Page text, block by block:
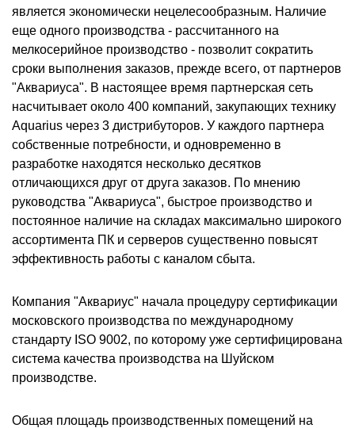
является экономически нецелесообразным. Наличие
еще одного производства - рассчитанного на
мелкосерийное производство - позволит сократить
сроки выполнения заказов, прежде всего, от партнеров
"Аквариуса". В настоящее время партнерская сеть
насчитывает около 400 компаний, закупающих технику
Aquarius через 3 дистрибуторов. У каждого партнера
собственные потребности, и одновременно в
разработке находятся несколько десятков
отличающихся друг от друга заказов. По мнению
руководства "Аквариуса", быстрое производство и
постоянное наличие на складах максимально широкого
ассортимента ПК и серверов существенно повысят
эффективность работы с каналом сбыта.
Компания "Аквариус" начала процедуру сертификации
московского производства по международному
стандарту ISO 9002, по которому уже сертифицирована
система качества производства на Шуйском
производстве.
Общая площадь производственных помещений на